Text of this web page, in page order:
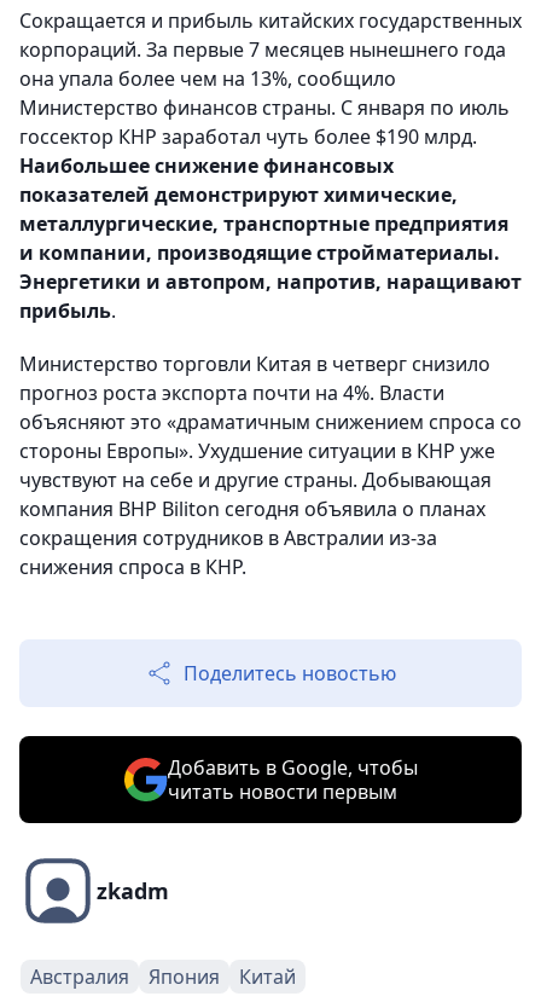
Сокращается и прибыль китайских государственных
корпораций. За первые 7 месяцев нынешнего года
она упала более чем на 13%, сообщило
Министерство финансов страны. С января по июль
госсектор КНР заработал чуть более $190 млрд.
Наибольшее снижение финансовых
показателей демонстрируют химические,
металлургические, транспортные предприятия
и компании, производящие стройматериалы.
Энергетики и автопром, напротив, наращивают
прибыль.
Министерство торговли Китая в четверг снизило
прогноз роста экспорта почти на 4%. Власти
объясняют это «драматичным снижением спроса со
стороны Европы». Ухудшение ситуации в КНР уже
чувствуют на себе и другие страны. Добывающая
компания BHP Biliton сегодня объявила о планах
сокращения сотрудников в Австралии из-за
снижения спроса в КНР.
Поделитесь новостью
Добавить в Google, чтобы
читать новости первым
zkadm
Австралия Япония Китай